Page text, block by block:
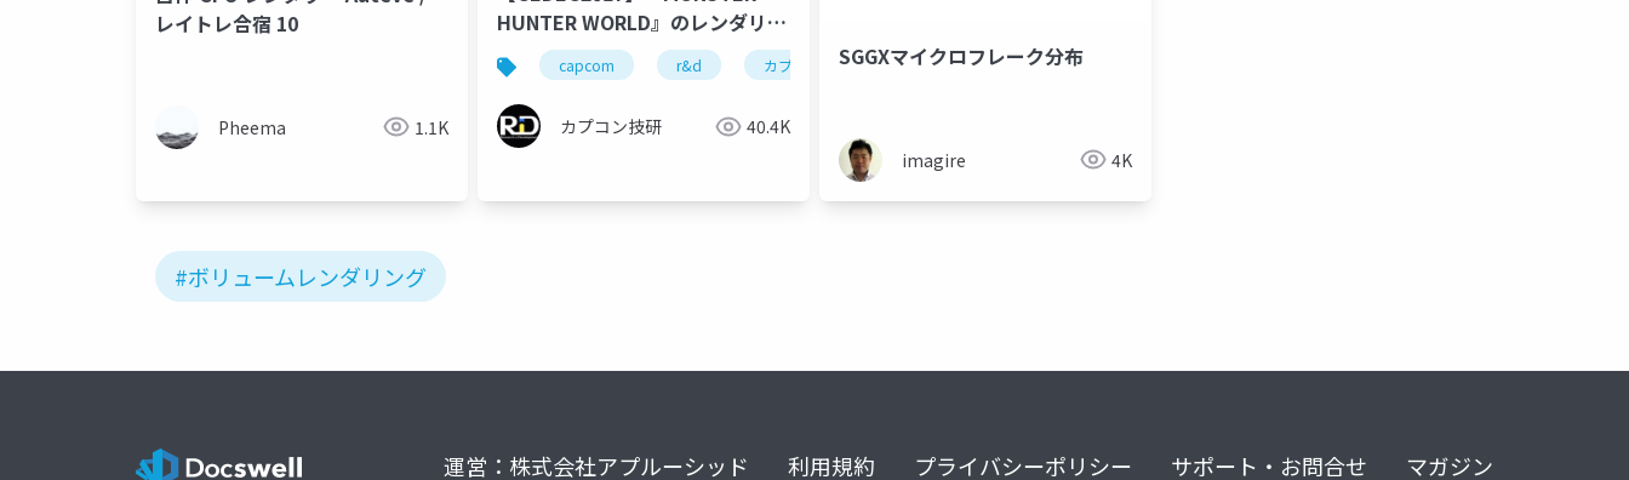
レイトレ合宿 10
Pheema 1.1K
HUNTER WORLD』のレンダリン
グ技術とGPU最適化の紹介(後半)
capcom r&d カプコン カプコン技研 cedec
カプコン技研 40.4K
SGGXマイクロフレーク分布
imagire 4K
#ボリュームレンダリング
運営：株式会社アプルーシッド 利用規約 プライバシーポリシー サポート・お問合せ マガジン